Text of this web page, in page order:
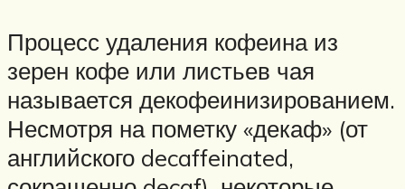
Процесс удаления кофеина из
зерен кофе или листьев чая
называется декофеинизированием.
Несмотря на пометку «декаф» (от
английского decaffeinated,